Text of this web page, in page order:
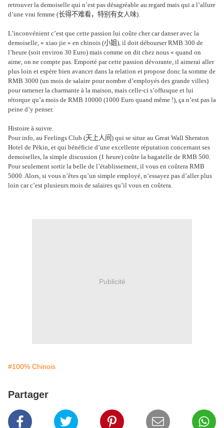
retrouver la demoiselle qui n’est pas désagréable au regard mais qui a l’allure
d’une vrai femme (长得不难看，特别有女人味).
L’inconvénient c’est que cette passion lui coûte cher car danser avec la
demoiselle, « xiao jie » en chinois (小姐), il doit débourser RMB 300 de
l’heure (soit environ 30 Euro) mais comme on dit chez nous « quand on
aime, on ne compte pas. Emporté par cette passion dévorante, il aimerai aller
plus loin et espère bien avancer dans la relation et propose donc la somme de
RMB 3000 (un mois de salaire pour nombre d’employés des grande villes)
pour ramener la charmante à la maison, mais celle-ci s’offusque et lui
rétorque qu’a mois de RMB 10000 (1000 Euro quand même !), ça n’est pas la
peine d’y penser.
Histoire à suivre.
Pour info, au Feelings Club (天上人间 ) qui se situe au Great Wall Sheraton
Hotel de Pékin, et qui bénéficie d’une excellente réputation concernant ses
demoiselles, la simple discussion (1 heure) coûte la bagatelle de RMB 500.
Pour seulement sortir la belle de l’établissement, il vous en coûtera RMB
5000. Alors, si vous n’êtes qu’un simple employé, n’essayez pas d’aller plus
loin car c’est plusieurs mois de salaires qu’il vous en coûtera.
Publicité
#100% Chinois
Partager